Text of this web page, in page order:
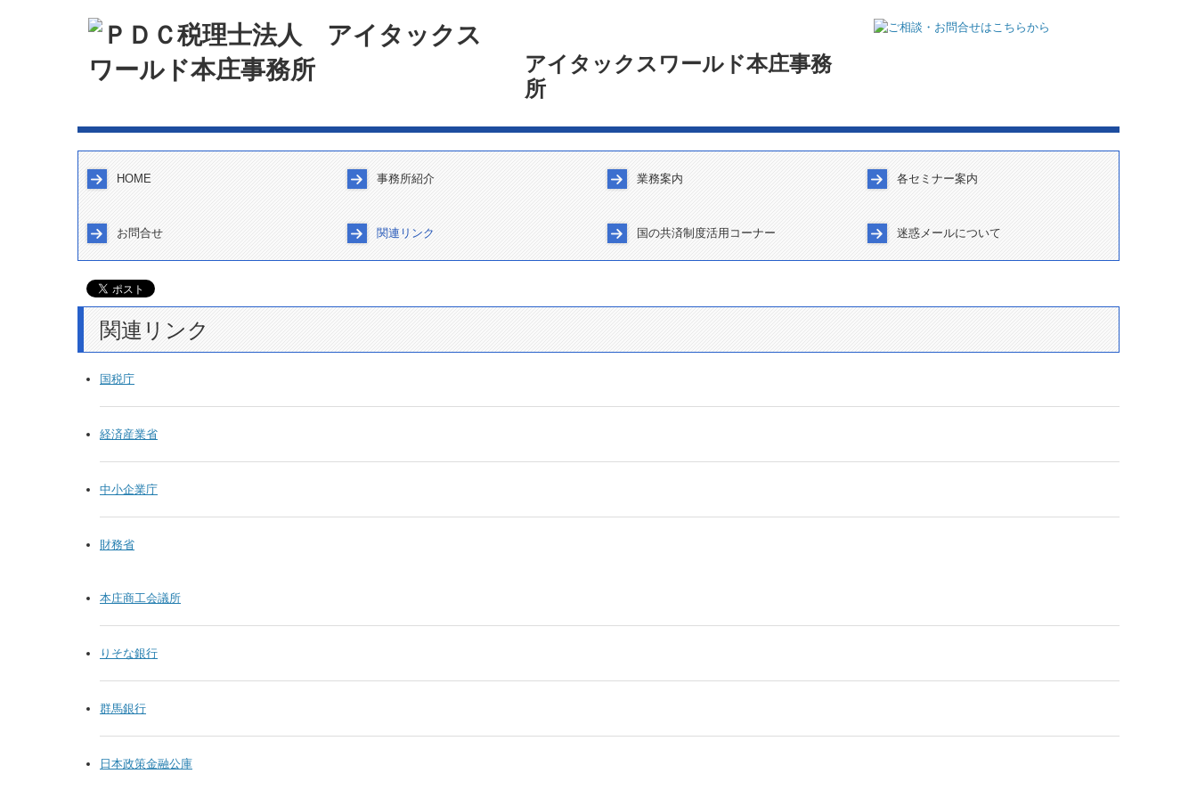
アイタックスワールド本庄事務
所
HOME 事務所紹介
経営理念
職員紹介
求人情報(求人なし)
憩いの広場
業務案内
令和7年分 確定申告特集
通勤手当の非課税限度額の改正について
令和7年分の年末調整における留意事項
各セミナー案内
セミナー案内
岩堀会案内
お問合せ
よくある質問
TKCシステムQ&A
個人情報保護方針
関連リンク 国の共済制度活用コーナー 迷惑メールについて
関連リンク
国税庁
経済産業省
中小企業庁
財務省
本庄商工会議所
りそな銀行
群馬銀行
日本政策金融公庫